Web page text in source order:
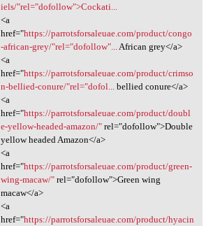
iels/"rel="dofollow">Cockati...
<a
href="https://parrotsforsaleuae.com/product/congo
-african-grey/"rel="dofollow"...
African grey</a>
<a
href="https://parrotsforsaleuae.com/product/crimso
n-bellied-conure/"rel="dofol...
bellied conure</a>
<a
href="https://parrotsforsaleuae.com/product/doubl
e-yellow-headed-amazon/"rel="dofollow">Double
yellow headed Amazon</a>
<a
href="https://parrotsforsaleuae.com/product/green-
wing-macaw/"rel="dofollow">Green wing
macaw</a>
<a
href="https://parrotsforsaleuae.com/product/hyacin